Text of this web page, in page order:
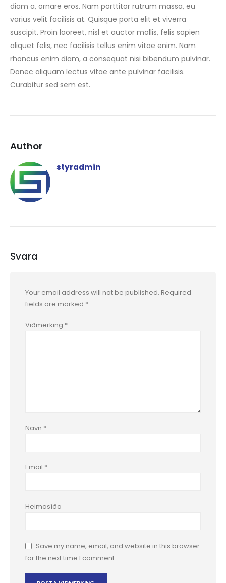
diam a, ornare eros. Nam porttitor rutrum massa, eu
varius velit facilisis at. Quisque porta elit et viverra
suscipit. Proin laoreet, nisl et auctor mollis, felis sapien
aliquet felis, nec facilisis tellus enim vitae enim. Nam
rhoncus enim diam, a consequat nisi bibendum pulvinar.
Donec aliquam lectus vitae ante pulvinar facilisis.
Curabitur sed sem est.
Author
styradmin
Svara
Your email address will not be published. Required
fields are marked *
Viðmerking *
Navn *
Email *
Heimasíða
Save my name, email, and website in this browser
for the next time I comment.